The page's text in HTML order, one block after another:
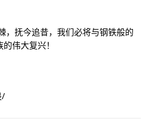
，抚今追昔，我们必将与钢铁般的
伟大复兴！
/